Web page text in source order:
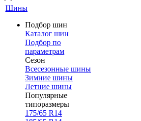
Шины
Подбор шин
Каталог шин
Подбор по
параметрам
Сезон
Всесезонные шины
Зимние шины
Летние шины
Популярные
типоразмеры
175/65 R14